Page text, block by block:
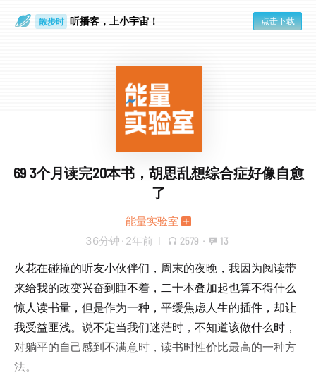
散步时 听播客，上小宇宙！ 点击下载
69 3个月读完20本书，胡思乱想综合症好像自愈
了
能量实验室
36分钟 · 2年前 2579 · 13
火花在碰撞的听友小伙伴们，周末的夜晚，我因为阅读带
来给我的改变兴奋到睡不着，二十本叠加起也算不得什么
惊人读书量，但是作为一种，平缓焦虑人生的插件，却让
我受益匪浅。说不定当我们迷茫时，不知道该做什么时，
对躺平的自己感到不满意时，读书时性价比最高的一种方
法。